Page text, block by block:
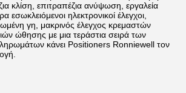
κλίση, επιτραπέζια ανύψωση, εργαλεία
εσωκλειόμενοι ηλεκτρονικοί έλεγχοι,
γη, μακρινός έλεγχος κρεμαστών
ώθησης με μια τεράστια σειρά των
κάνει Positioners Ronniewell τον